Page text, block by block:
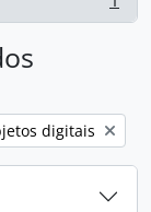
filtro:digitais